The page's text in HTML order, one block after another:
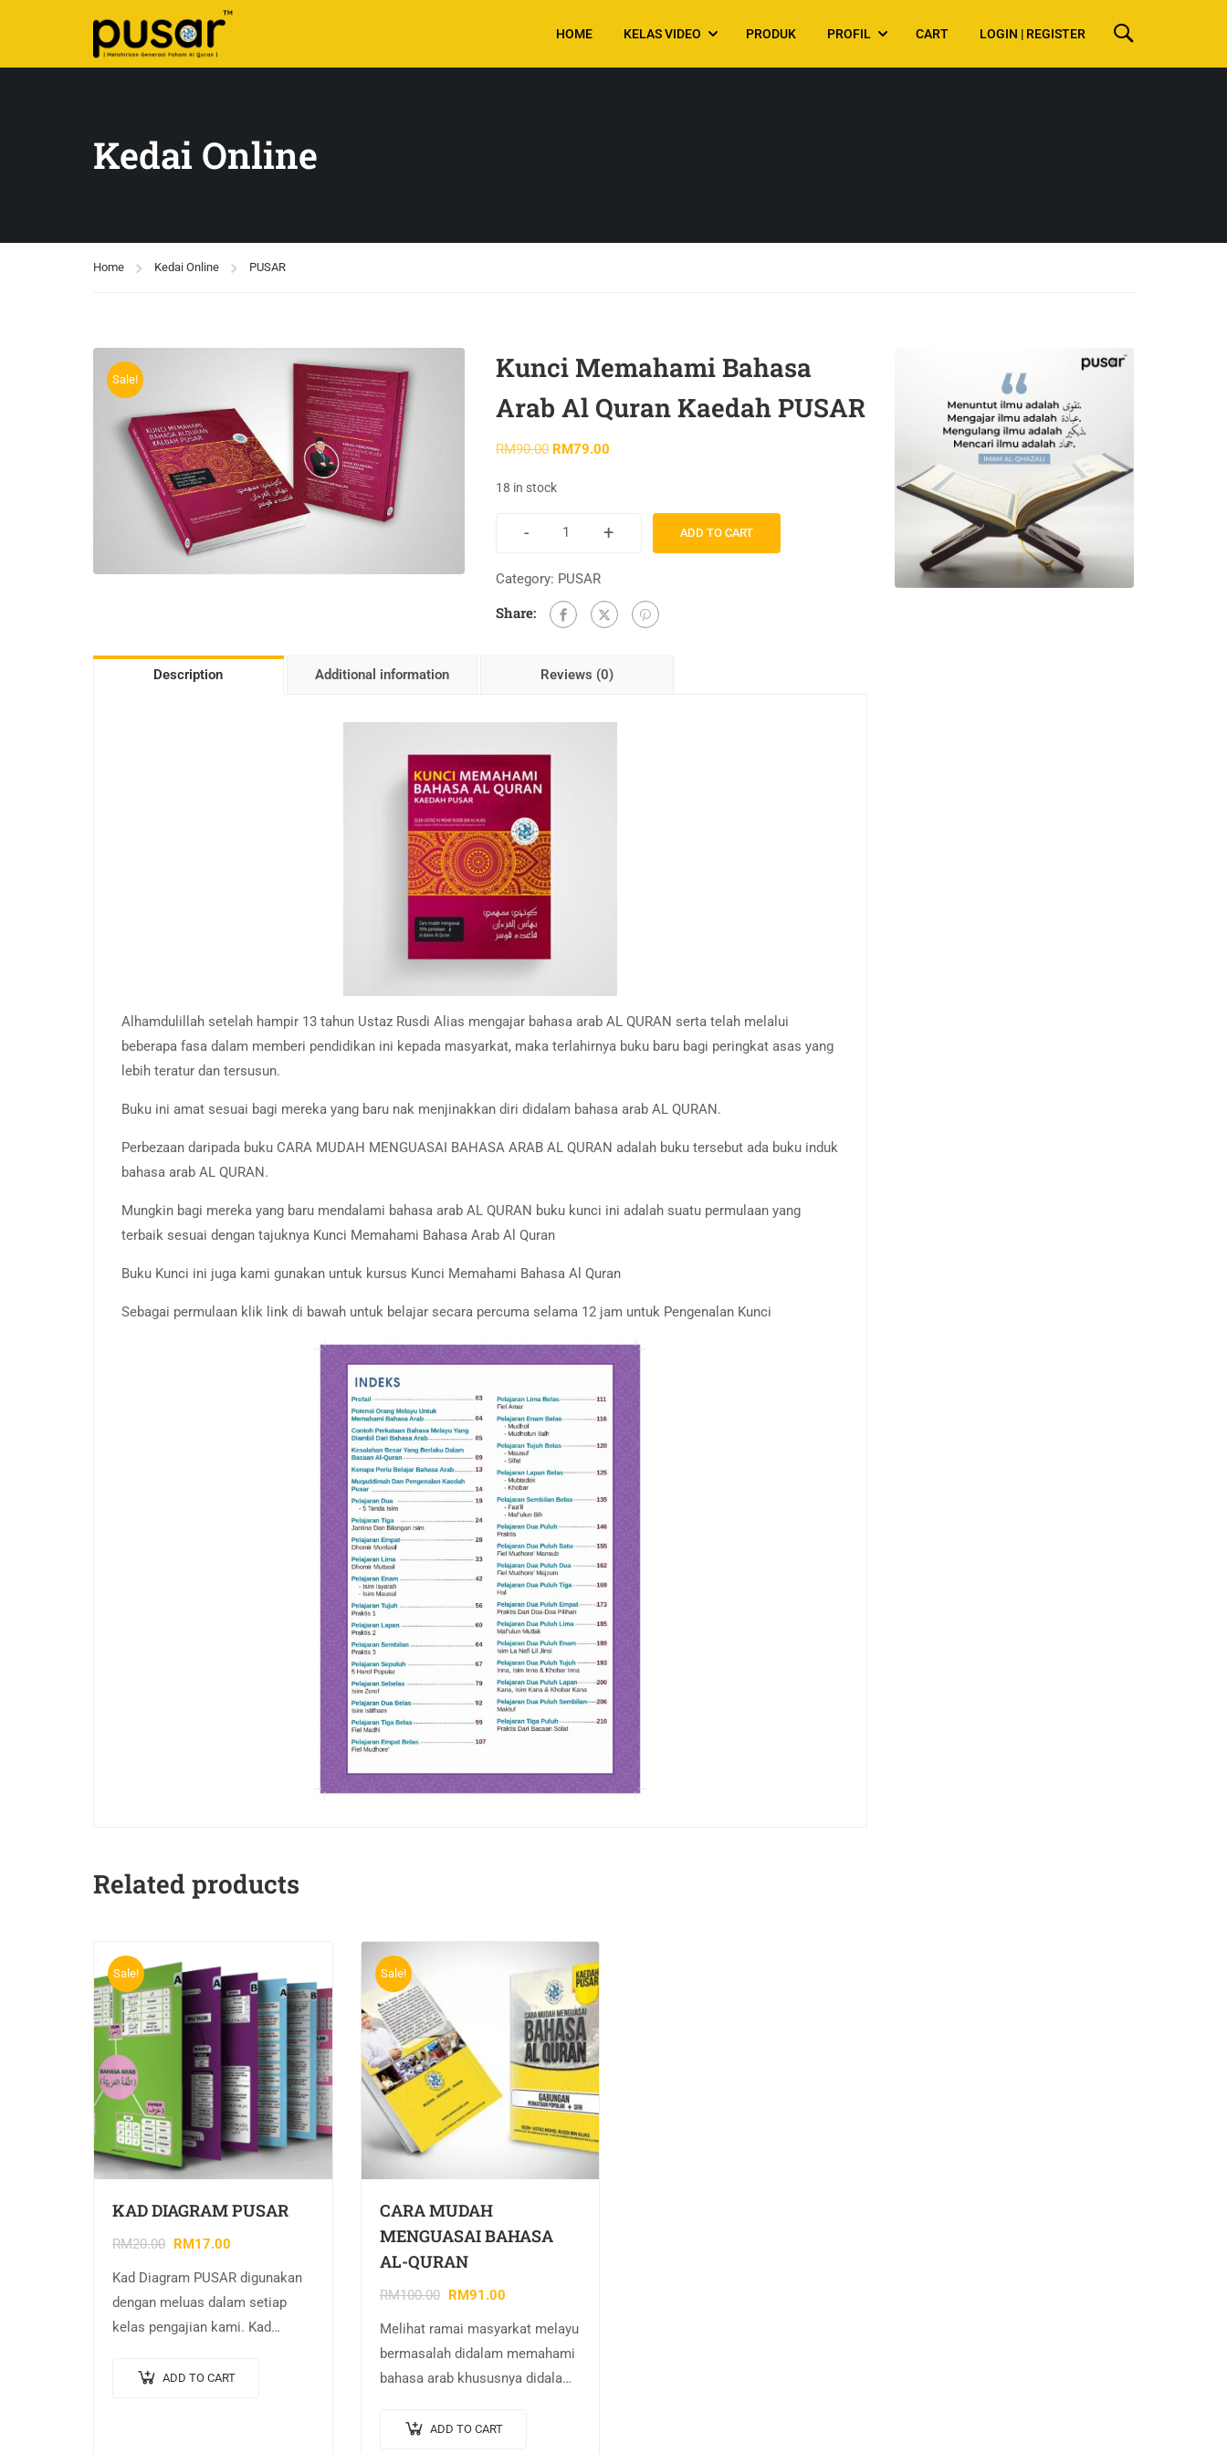
HOME KELAS VIDEO PRODUK PROFIL CART LOGIN | REGISTER
Kedai Online
Home Kedai Online PUSAR
Sale!
Kunci Memahami Bahasa
Arab Al Quran Kaedah PUSAR
RM90.00 RM79.00
18 in stock
- + ADD TO CART
Category: PUSAR
Share:
Description Additional information Reviews (0)
Alhamdulillah setelah hampir 13 tahun Ustaz Rusdi Alias mengajar bahasa arab AL QURAN serta telah melalui
beberapa fasa dalam memberi pendidikan ini kepada masyarkat, maka terlahirnya buku baru bagi peringkat asas yang
lebih teratur dan tersusun.
Buku ini amat sesuai bagi mereka yang baru nak menjinakkan diri didalam bahasa arab AL QURAN.
Perbezaan daripada buku CARA MUDAH MENGUASAI BAHASA ARAB AL QURAN adalah buku tersebut ada buku induk
bahasa arab AL QURAN.
Mungkin bagi mereka yang baru mendalami bahasa arab AL QURAN buku kunci ini adalah suatu permulaan yang
terbaik sesuai dengan tajuknya Kunci Memahami Bahasa Arab Al Quran
Buku Kunci ini juga kami gunakan untuk kursus Kunci Memahami Bahasa Al Quran
Sebagai permulaan klik link di bawah untuk belajar secara percuma selama 12 jam untuk Pengenalan Kunci
Related products
Sale!
KAD DIAGRAM PUSAR
RM20.00 RM17.00
Kad Diagram PUSAR digunakan
dengan meluas dalam setiap
kelas pengajian kami. Kad
bahan rujukan utama pelajar
ADD TO CART
Sale!
CARA MUDAH
MENGUASAI BAHASA
AL-QURAN
RM100.00 RM91.00
Melihat ramai masyarkat melayu
bermasalah didalam memahami
bahasa arab khususnya didalam
Buku yang terhasil daripada
ADD TO CART